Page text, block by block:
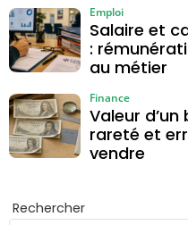
Salaire et
:
au métier
Emploi
Valeur
rareté et
vendre
Finance
Rechercher